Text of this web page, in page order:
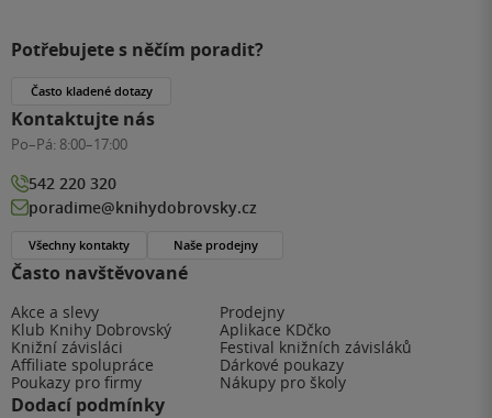
Často navštěvované
Akce a slevy
Prodejny
Klub Knihy Dobrovský
Aplikace KDčko
Knižní závisláci
Festival knižních závisláků
Affiliate spolupráce
Dárkové poukazy
Poukazy pro firmy
Nákupy pro školy
Dodací podmínky
Potřebujete s něčím poradit?
Často kladené dotazy
Kontaktujte nás
Po–Pá: 8:00–17:00
542 220 320
poradime@knihydobrovsky.cz
Všechny kontakty Naše prodejny